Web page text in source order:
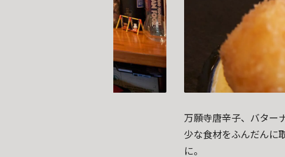
万願寺唐辛子、バター
少な食材をふんだんに
に。